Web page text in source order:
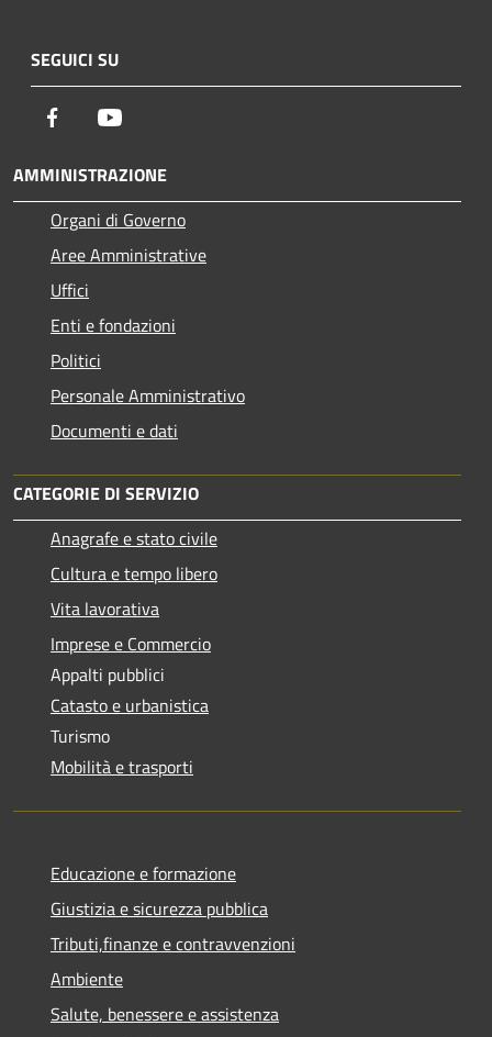
SEGUICI SU
Facebook
AMMINISTRAZIONE
Organi di Governo
Aree Amministrative
Uffici
Enti e fondazioni
Politici
Personale Amministrativo
Documenti e dati
CATEGORIE DI SERVIZIO
Anagrafe e stato civile
Cultura e tempo libero
Vita lavorativa
Imprese e Commercio
Appalti pubblici
Catasto e urbanistica
Turismo
Mobilità e trasporti
Educazione e formazione
Giustizia e sicurezza pubblica
Tributi,finanze e contravvenzioni
Ambiente
Salute, benessere e assistenza